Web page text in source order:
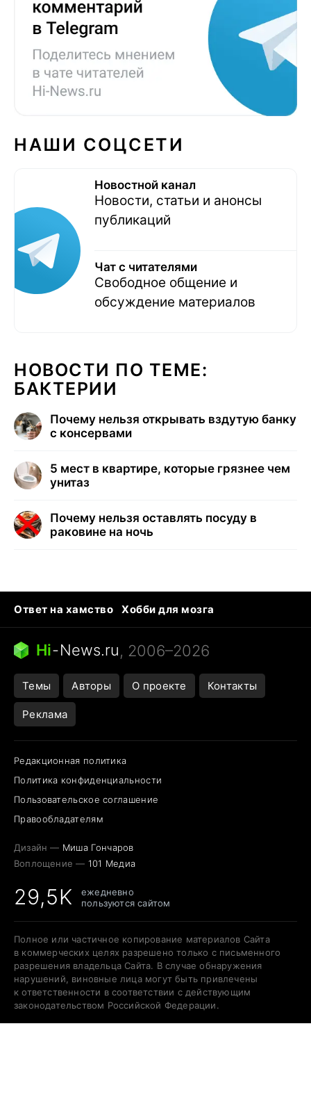
НАШИ СОЦСЕТИ
Новостной канал
Новости, статьи и анонсы
публикаций
Чат с читателями
Свободное общение и
обсуждение материалов
НОВОСТИ ПО ТЕМЕ:
БАКТЕРИИ
Почему нельзя открывать вздутую банку
с консервами
5 мест в квартире, которые грязнее чем
унитаз
Почему нельзя оставлять посуду в
раковине на ночь
Ответ на хамство
Хобби для мозга
Бензин 100 и 95
Тунцы в океанариуме
Следующая пандемия
Hi-News.ru, 2006–2026
Темы Авторы О проекте Контакты
Реклама
Редакционная политика
Политика конфиденциальности
Пользовательское соглашение
Правообладателям
Дизайн — Миша Гончаров
Воплощение — 101 Медиа
29,5K
ежедневно
пользуются сайтом
Полное или частичное копирование материалов Сайта
в коммерческих целях разрешено только с письменного
разрешения владельца Сайта. В случае обнаружения
нарушений, виновные лица могут быть привлечены
к ответственности в соответствии с действующим
законодательством Российской Федерации.